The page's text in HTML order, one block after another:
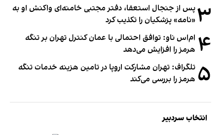
۳پس از جنجال استعفا، دفتر مجتبی خامنه‌ای واکنش او به
«نامه» پزشکیان را تکذیب کرد
۴ ام‌اس ناو: توافق احتمالی با عمان کنترل تهران بر تنگه
هرمز را افزایش می‌دهد
۵ تلگراف: تهران مشارکت اروپا در تامین هزینه خدمات تنگه
هرمز را بررسی می‌کند
انتخاب سردبیر